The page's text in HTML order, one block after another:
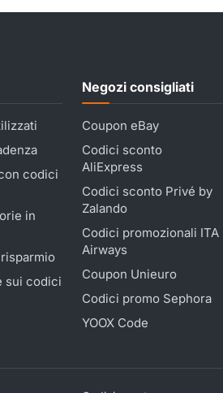
codici
in
sui codici
Negozi consigliati
Coupon eBay
Codici sconto
AliExpress
Codici sconto Privé by
Zalando
Codici promozionali ITA
Airways
Coupon Unieuro
Codici promo Sephora
YOOX Code